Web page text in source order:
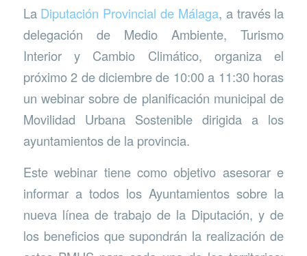
La Diputación Provincial de Málaga, a través la
delegación de Medio Ambiente, Turismo
Interior y Cambio Climático, organiza el
próximo 2 de diciembre de 10:00 a 11:30 horas
un webinar sobre de planificación municipal de
Movilidad Urbana Sostenible dirigida a los
ayuntamientos de la provincia.
Este webinar tiene como objetivo asesorar e
informar a todos los Ayuntamientos sobre la
nueva línea de trabajo de la Diputación, y de
los beneficios que supondrán la realización de